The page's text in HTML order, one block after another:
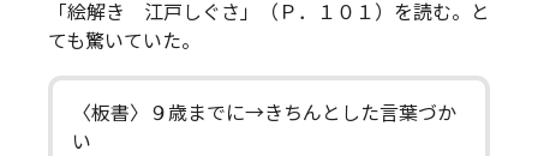
「絵解き 江戸しぐさ」（Ｐ．１０１）を読む。と
ても驚いていた。
〈板書〉９歳までに→きちんとした言葉づか
い